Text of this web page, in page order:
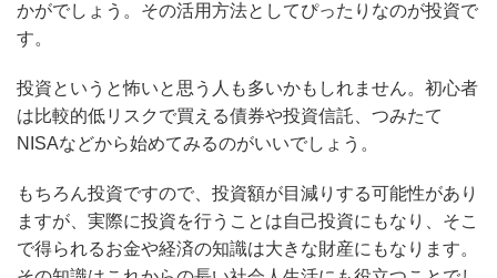
かがでしょう。その活用方法としてぴったりなのが投資で
す。
投資というと怖いと思う人も多いかもしれません。初心者
は比較的低リスクで買える債券や投資信託、つみたて
NISAなどから始めてみるのがいいでしょう。
もちろん投資ですので、投資額が目減りする可能性があり
ますが、実際に投資を行うことは自己投資にもなり、そこ
で得られるお金や経済の知識は大きな財産にもなります。